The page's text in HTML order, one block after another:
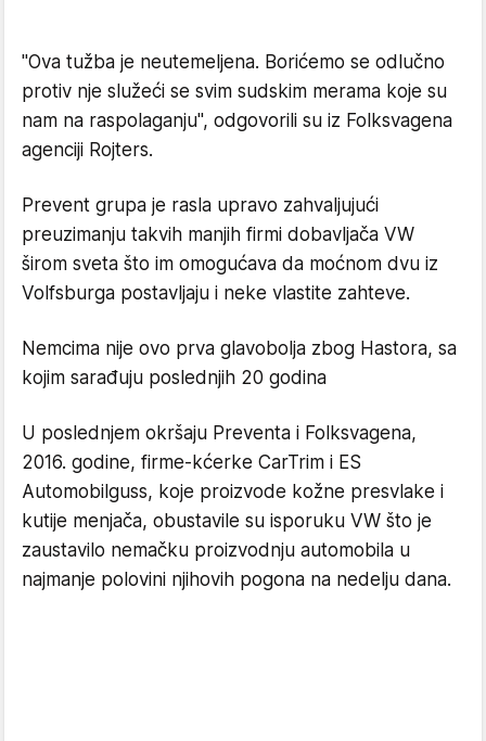
"Ova tužba je neutemeljena. Borićemo se odlučno
protiv nje služeći se svim sudskim merama koje su
nam na raspolaganju", odgovorili su iz Folksvagena
agenciji Rojters.
Prevent grupa je rasla upravo zahvaljujući
preuzimanju takvih manjih firmi dobavljača VW
širom sveta što im omogućava da moćnom dvu iz
Volfsburga postavljaju i neke vlastite zahteve.
Nemcima nije ovo prva glavobolja zbog Hastora, sa
kojim sarađuju poslednjih 20 godina
U poslednjem okršaju Preventa i Folksvagena,
2016. godine, firme-kćerke CarTrim i ES
Automobilguss, koje proizvode kožne presvlake i
kutije menjača, obustavile su isporuku VW što je
zaustavilo nemačku proizvodnju automobila u
najmanje polovini njihovih pogona na nedelju dana.